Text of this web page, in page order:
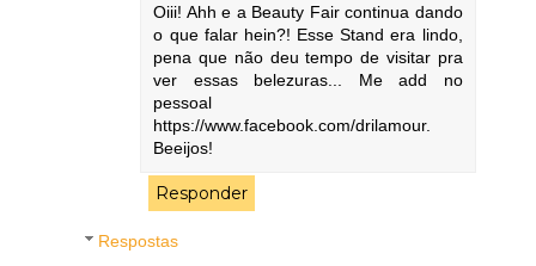
Oiii! Ahh e a Beauty Fair continua dando
o que falar hein?! Esse Stand era lindo,
pena que não deu tempo de visitar pra
ver essas belezuras... Me add no
pessoal
https://www.facebook.com/drilamour.
Beeijos!
Responder
Respostas